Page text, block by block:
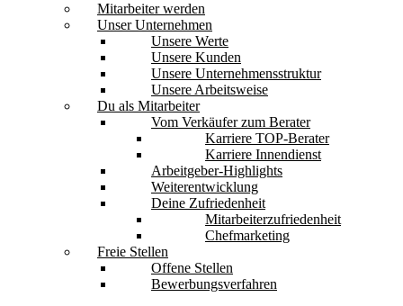
Mitarbeiter werden
Unser Unternehmen
Unsere Werte
Unsere Kunden
Unsere Unternehmensstruktur
Unsere Arbeitsweise
Du als Mitarbeiter
Vom Verkäufer zum Berater
Karriere TOP-Berater
Karriere Innendienst
Arbeitgeber-Highlights
Weiterentwicklung
Deine Zufriedenheit
Mitarbeiterzufriedenheit
Chefmarketing
Freie Stellen
Offene Stellen
Bewerbungsverfahren